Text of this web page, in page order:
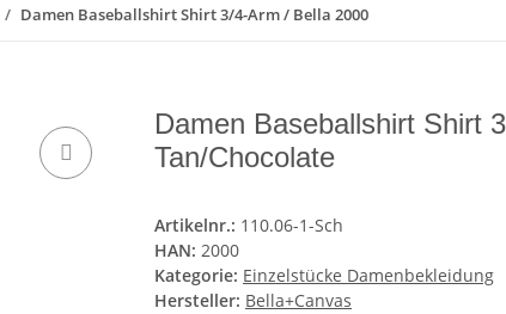
Damen Baseballshirt Shirt 3/4-Arm / Bella 2000
Damen Baseballshirt Shirt
Tan/Chocolate
Artikelnr.: 110.06-1-Sch
HAN: 2000
Kategorie: Einzelstücke Damenbekleidung
Hersteller: Bella+Canvas